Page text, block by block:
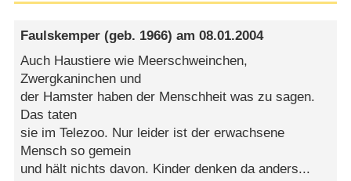
Faulskemper (geb. 1966) am08.01.2004
Auch Haustiere wie Meerschweinchen,
Zwergkaninchen und
der Hamster haben der Menschheit was zu sagen.
Das taten
sie im Telezoo. Nur leider ist der erwachsene
Mensch so gemein
und hält nichts davon. Kinder denken da anders...